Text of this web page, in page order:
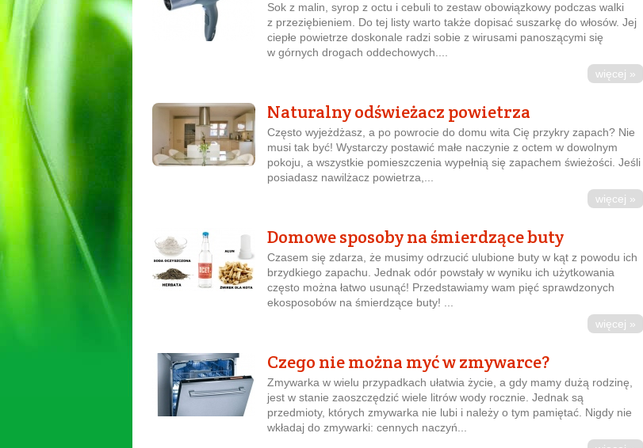
Sok z malin, syrop z octu i cebuli to zestaw obowiązkowy podczas walki
z przeziębieniem. Do tej listy warto także dopisać suszarkę do włosów. Jej
ciepłe powietrze doskonale radzi sobie z wirusami panoszącymi się
w górnych drogach oddechowych....
więcej »
Naturalny odświeżacz powietrza
Często wyjeżdżasz, a po powrocie do domu wita Cię przykry zapach? Nie
musi tak być! Wystarczy postawić małe naczynie z octem w dowolnym
pokoju, a wszystkie pomieszczenia wypełnią się zapachem świeżości. Jeśli
posiadasz nawilżacz powietrza,...
więcej »
Domowe sposoby na śmierdzące buty
Czasem się zdarza, że musimy odrzucić ulubione buty w kąt z powodu ich
brzydkiego zapachu. Jednak odór powstały w wyniku ich użytkowania
często można łatwo usunąć! Przedstawiamy wam pięć sprawdzonych
ekosposobów na śmierdzące buty! ...
więcej »
Czego nie można myć w zmywarce?
Zmywarka w wielu przypadkach ułatwia życie, a gdy mamy dużą rodzinę,
jest w stanie zaoszczędzić wiele litrów wody rocznie. Jednak są
przedmioty, których zmywarka nie lubi i należy o tym pamiętać. Nigdy nie
wkładaj do zmywarki: cennych naczyń...